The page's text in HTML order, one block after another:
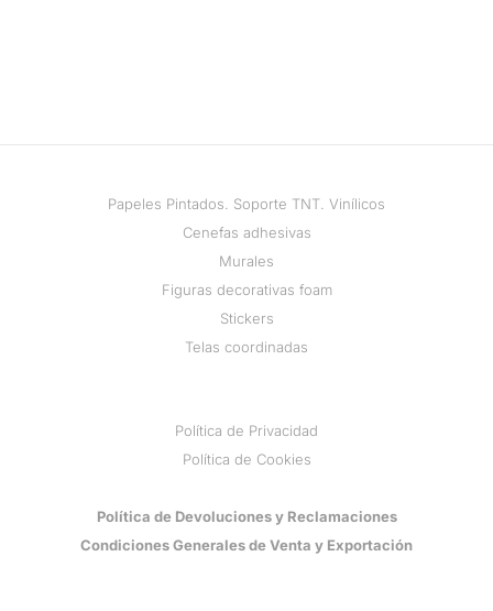
Papeles Pintados. Soporte TNT. Vinílicos
Cenefas adhesivas
Murales
Figuras decorativas foam
Stickers
Telas coordinadas
Política de Privacidad
Política de Cookies
Política de Devoluciones y Reclamaciones
Condiciones Generales de Venta y Exportación